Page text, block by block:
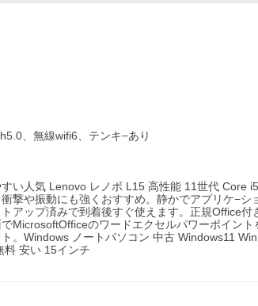
、無線wifi6、テンキ−あり
い人気 Lenovo レノボ L15 高性能 11世代 Core
撃や振動にも強くおすすめ。静かでアプリケ−
アップ済みで到着後すぐ使えます。正規Office付
MicrosoftOfficeのワードエクセルパワーポイン
。Windows ノートパソコン 中古 Windows11
料 安い 15インチ